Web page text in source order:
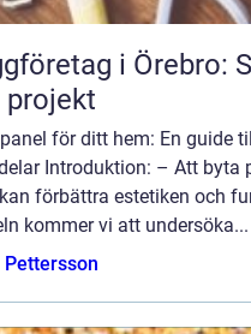
i Örebro:
för ditt hem: En guide
Introduktion: – Att byta
förbättra estetiken och
kommer vi att undersöka...